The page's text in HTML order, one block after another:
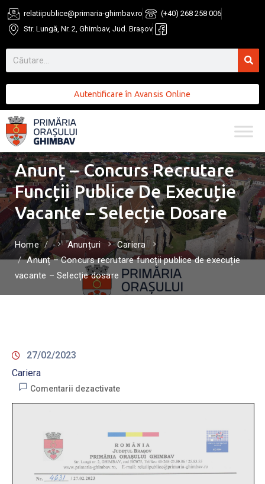
relatiipublice@primaria-ghimbav.ro
(+40) 268 258 006
Str. Lungă, Nr. 2, Ghimbav, Jud. Brașov
Autentificare în Avansis Online
Anunț – Concurs Recrutare
Funcții Publice De Execuție
Vacante – Selecție Dosare
Home Anunțuri
Cariera
Anunț – Concurs recrutare funcții publice de execuție
vacante – Selecție dosare
27/02/2023
Cariera
Comentarii dezactivate